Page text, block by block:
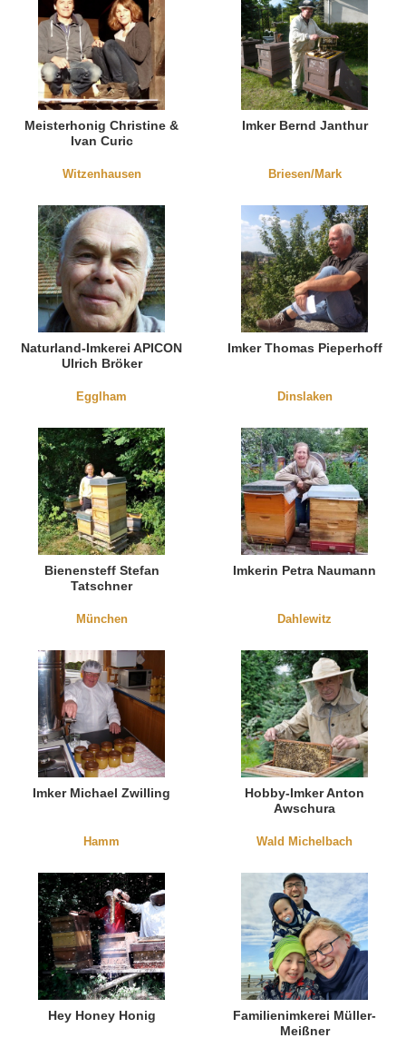
Meisterhonig Christine &
Ivan Curic
Witzenhausen
Imker Bernd Janthur
Briesen/Mark
Naturland-Imkerei APICON
Ulrich Bröker
Egglham
Imker Thomas Pieperhoff
Dinslaken
Bienensteff Stefan
Tatschner
München
Imkerin Petra Naumann
Dahlewitz
Imker Michael Zwilling
Hamm
Hobby-Imker Anton
Awschura
Wald Michelbach
Hey Honey Honig
Familienimkerei Müller-
Meißner